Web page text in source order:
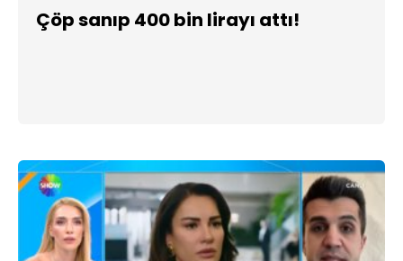
Çöp sanıp 400 bin lirayı attı!